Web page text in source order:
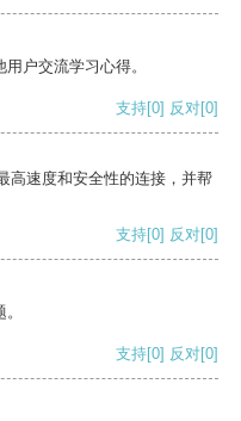
户交流学习心得。
支持[0] 反对[0]
高速度和安全性的连接，并帮
支持[0] 反对[0]
支持[0] 反对[0]